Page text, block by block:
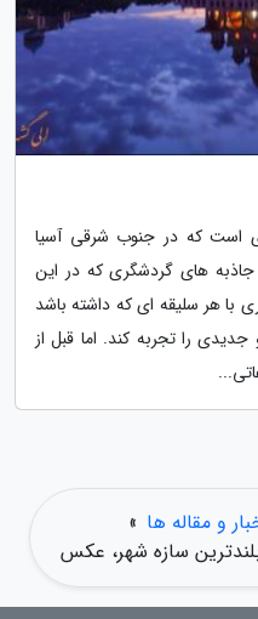
است که در جنوب شرقی آسیا
های گردشگری که در این
هر سلیقه ای که داشته باشد
را تجربه کند. اما قبل از
و مقاله ها »
سازه شهر، عکس